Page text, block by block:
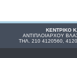
ΚΕΝΤΡΙΚΟ
ΑΝΤΙΠΛΟΙΑΡΧΟΥ
ΤΗΛ. 210 4120560,